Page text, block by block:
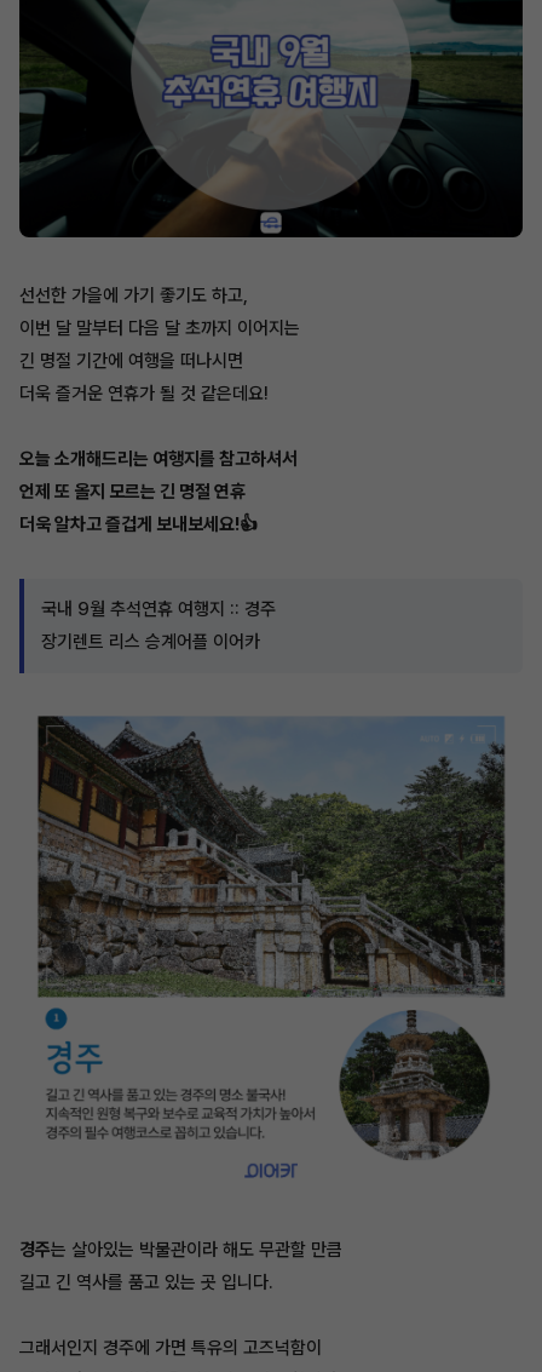
선선한 가을에 가기 좋기도 하고,
이번 달 말부터 다음 달 초까지 이어지는
긴 명절 기간에 여행을 떠나시면
더욱 즐거운 연휴가 될 것 같은데요!
오늘 소개해드리는 여행지를 참고하셔서
언제 또 올지 모르는 긴 명절 연휴
더욱 알차고 즐겁게 보내보세요!👍
국내 9월 추석연휴 여행지 :: 경주
장기렌트 리스 승계어플 이어카
경주는 살아있는 박물관이라 해도 무관할 만큼
길고 긴 역사를 품고 있는 곳 입니다.
그래서인지 경주에 가면 특유의 고즈넉함이